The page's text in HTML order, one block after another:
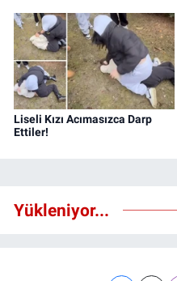
Liseli Kızı Acımasızca Darp
Ettiler!
Yükleniyor...